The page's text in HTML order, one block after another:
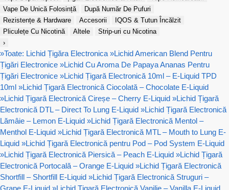
Vape De Unică Folosință
După Număr De Pufuri
Rezistențe & Hardware
Accesorii
IQOS & Tutun Încălzit
Pliculețe Cu Nicotină
Altele
Strip-uri cu Nicotina
›
»Toate: Lichid Țigăra Electronica »Lichid American Blend Pentru
Țigări Electronice »Lichid Cu Aroma De Papaya Ananas Pentru
Țigări Electronice »Lichid Țigară Electronică 10ml – E-Liquid TPD
10ml »Lichid Țigară Electronică Ciocolată – Chocolate E-Liquid
»Lichid Țigară Electronică Cireșe – Cherry E-Liquid »Lichid Țigară
Electronică DTL – Direct To Lung E-Liquid »Lichid Țigară Electronică
Lămâie – Lemon E-Liquid »Lichid Țigară Electronică Mentol –
Menthol E-Liquid »Lichid Țigară Electronică MTL – Mouth to Lung E-
Liquid »Lichid Țigară Electronică pentru Pod – Pod System E-Liquid
»Lichid Țigară Electronică Piersică – Peach E-Liquid »Lichid Țigară
Electronică Portocală – Orange E-Liquid »Lichid Țigară Electronică
Shortfill – Shortfill E-Liquid »Lichid Țigară Electronică Struguri –